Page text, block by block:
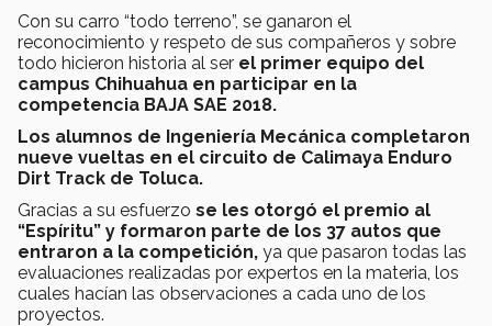
Con su carro “todo terreno”, se ganaron el
reconocimiento y respeto de sus compañeros y sobre
todo hicieron historia al ser el primer equipo del
campus Chihuahua en participar en la
competencia BAJA SAE 2018.
Los alumnos de Ingeniería Mecánica completaron
nueve vueltas en el circuito de Calimaya Enduro
Dirt Track de Toluca.
Gracias a su esfuerzo se les otorgó el premio al
“Espíritu” y formaron parte de los 37 autos que
entraron a la competición, ya que pasaron todas las
evaluaciones realizadas por expertos en la materia, los
cuales hacían las observaciones a cada uno de los
proyectos.